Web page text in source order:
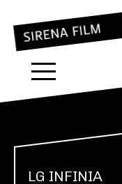
LG INFINIA